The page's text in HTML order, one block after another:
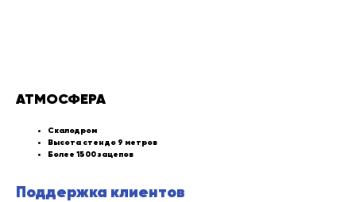
АТМОСФЕРА
Скалодром
Высота стен до 9 метров
Более 1500 зацепов
Поддержка клиентов